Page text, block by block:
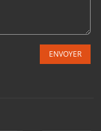
ENVOYER